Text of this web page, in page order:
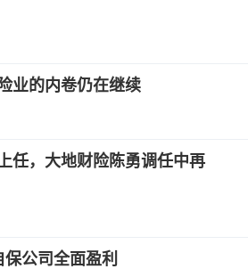
业的内卷仍在继续
任，大地财险陈勇调任中再
公司全面盈利